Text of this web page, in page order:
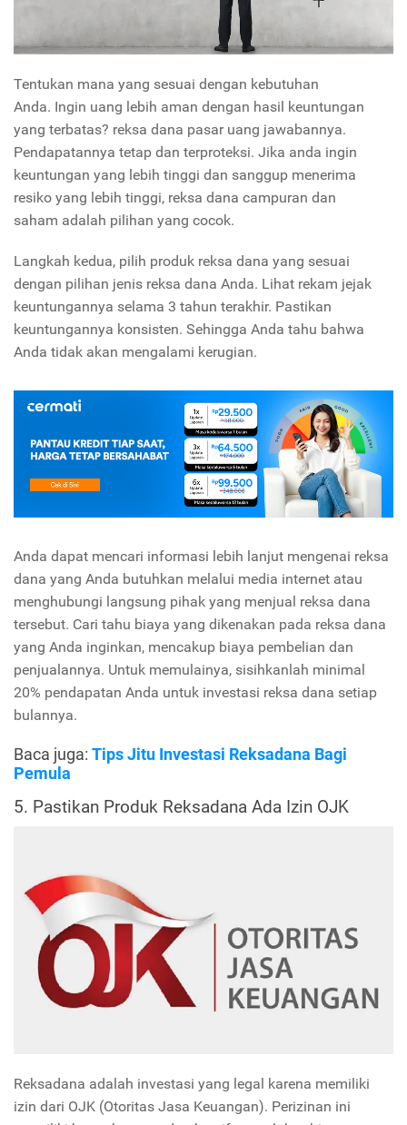
Tentukan mana yang sesuai dengan kebutuhan
Anda. Ingin uang lebih aman dengan hasil keuntungan
yang terbatas? reksa dana pasar uang jawabannya.
Pendapatannya tetap dan terproteksi. Jika anda ingin
keuntungan yang lebih tinggi dan sanggup menerima
resiko yang lebih tinggi, reksa dana campuran dan
saham adalah pilihan yang cocok.
Langkah kedua, pilih produk reksa dana yang sesuai
dengan pilihan jenis reksa dana Anda. Lihat rekam jejak
keuntungannya selama 3 tahun terakhir. Pastikan
keuntungannya konsisten. Sehingga Anda tahu bahwa
Anda tidak akan mengalami kerugian.
Anda dapat mencari informasi lebih lanjut mengenai reksa
dana yang Anda butuhkan melalui media internet atau
menghubungi langsung pihak yang menjual reksa dana
tersebut. Cari tahu biaya yang dikenakan pada reksa dana
yang Anda inginkan, mencakup biaya pembelian dan
penjualannya. Untuk memulainya, sisihkanlah minimal
20% pendapatan Anda untuk investasi reksa dana setiap
bulannya.
Baca juga: Tips Jitu Investasi Reksadana Bagi
Pemula
5. Pastikan Produk Reksadana Ada Izin OJK
Reksadana adalah investasi yang legal karena memiliki
izin dari OJK (Otoritas Jasa Keuangan). Perizinan ini